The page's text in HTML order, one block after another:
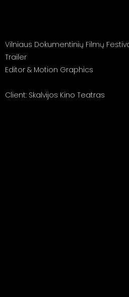
Vilniaus Dokumentinių Filmų
Trailer
Editor & Motion Graphics
Client: Skalvijos Kino Teatras